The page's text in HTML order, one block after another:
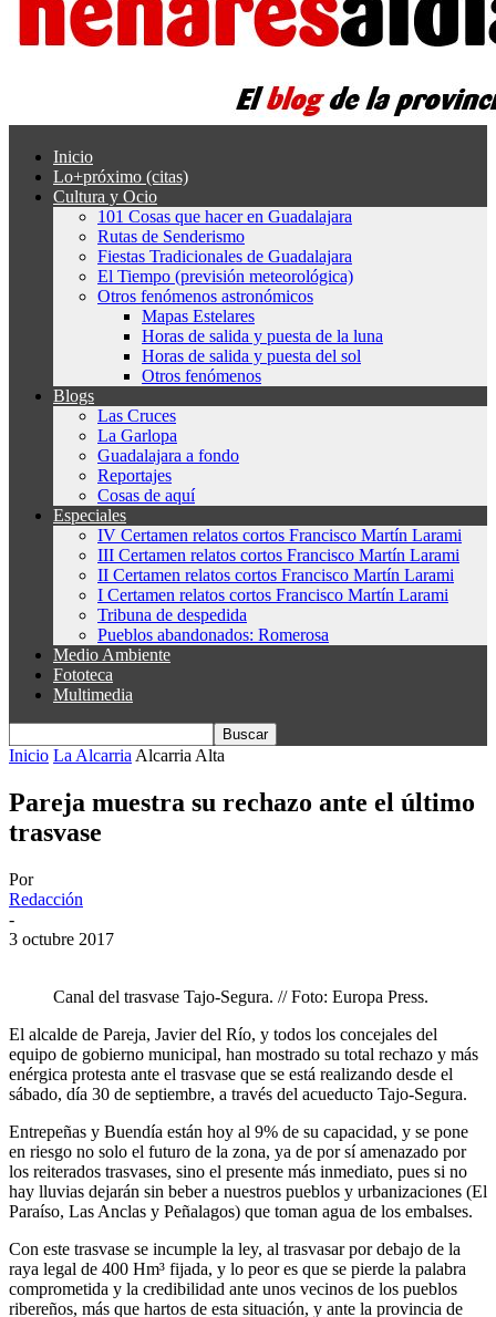
Inicio
Lo+próximo (citas)
Cultura y Ocio
101 Cosas que hacer en Guadalajara
Rutas de Senderismo
Fiestas Tradicionales de Guadalajara
El Tiempo (previsión meteorológica)
Otros fenómenos astronómicos
Mapas Estelares
Horas de salida y puesta de la luna
Horas de salida y puesta del sol
Otros fenómenos
Blogs
Las Cruces
La Garlopa
Guadalajara a fondo
Reportajes
Cosas de aquí
Especiales
IV Certamen relatos cortos Francisco Martín Larami
III Certamen relatos cortos Francisco Martín Larami
II Certamen relatos cortos Francisco Martín Larami
I Certamen relatos cortos Francisco Martín Larami
Tribuna de despedida
Pueblos abandonados: Romerosa
Medio Ambiente
Fototeca
Multimedia
Inicio La Alcarria Alcarria Alta
Pareja muestra su rechazo ante el último
trasvase
Por
Redacción
-
3 octubre 2017
Canal del trasvase Tajo-Segura. // Foto: Europa Press.
El alcalde de Pareja, Javier del Río, y todos los concejales del
equipo de gobierno municipal, han mostrado su total rechazo y más
enérgica protesta ante el trasvase que se está realizando desde el
sábado, día 30 de septiembre, a través del acueducto Tajo-Segura.
Entrepeñas y Buendía están hoy al 9% de su capacidad, y se pone
en riesgo no solo el futuro de la zona, ya de por sí amenazado por
los reiterados trasvases, sino el presente más inmediato, pues si no
hay lluvias dejarán sin beber a nuestros pueblos y urbanizaciones (El
Paraíso, Las Anclas y Peñalagos) que toman agua de los embalses.
Con este trasvase se incumple la ley, al trasvasar por debajo de la
raya legal de 400 Hm³ fijada, y lo peor es que se pierde la palabra
comprometida y la credibilidad ante unos vecinos de los pueblos
ribereños, más que hartos de esta situación, y ante la provincia de